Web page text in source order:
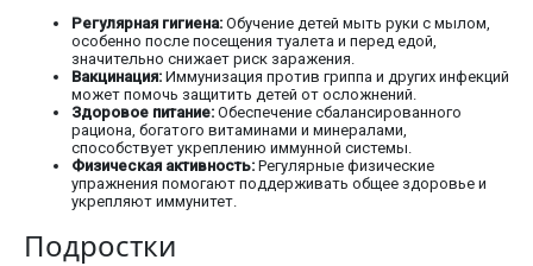
Регулярная гигиена: Обучение детей мыть руки с мылом,
особенно после посещения туалета и перед едой,
значительно снижает риск заражения.
Вакцинация: Иммунизация против гриппа и других инфекций
может помочь защитить детей от осложнений.
Здоровое питание: Обеспечение сбалансированного
рациона, богатого витаминами и минералами,
способствует укреплению иммунной системы.
Физическая активность: Регулярные физические
упражнения помогают поддерживать общее здоровье и
укрепляют иммунитет.
Подростки